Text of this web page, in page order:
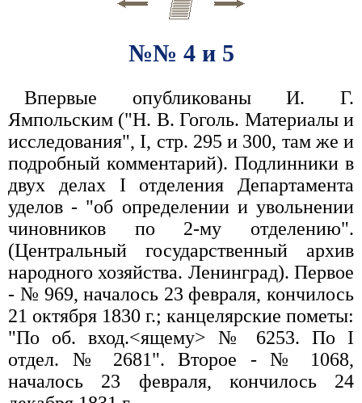
№№ 4 и 5
Впервые опубликованы И. Г.
Ямпольским ("Н. В. Гоголь. Материалы и
исследования", I, стр. 295 и 300, там же и
подробный комментарий). Подлинники в
двух делах I отделения Департамента
уделов - "об определении и увольнении
чиновников по 2-му отделению".
(Центральный государственный архив
народного хозяйства. Ленинград). Первое
- № 969, началось 23 февраля, кончилось
21 октября 1830 г.; канцелярские пометы:
"По об. вход.<ящему> № 6253. По I
отдел. № 2681". Второе - № 1068,
началось 23 февраля, кончилось 24